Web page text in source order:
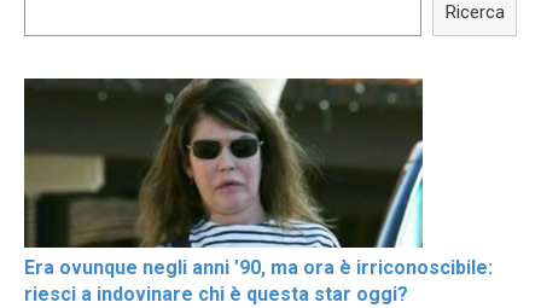
Ricerca
Era ovunque negli anni ’90, ma ora è irriconoscibile:
riesci a indovinare chi è questa star oggi?